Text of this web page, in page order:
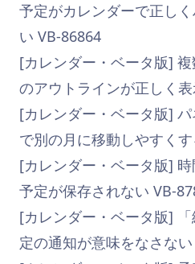
予定がカレンダーで正し
い VB-86864
[カレンダー・ベータ版]
のアウトラインが正しく
[カレンダー・ベータ版]
で別の月に移動しやすく
[カレンダー・ベータ版]
予定が保存されない VB-
[カレンダー・ベータ版]
定の通知が意味をなさな